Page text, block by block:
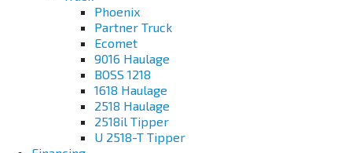
Phoenix
Partner Truck
Ecomet
9016 Haulage
BOSS 1218
1618 Haulage
2518 Haulage
2518il Tipper
U 2518-T Tipper